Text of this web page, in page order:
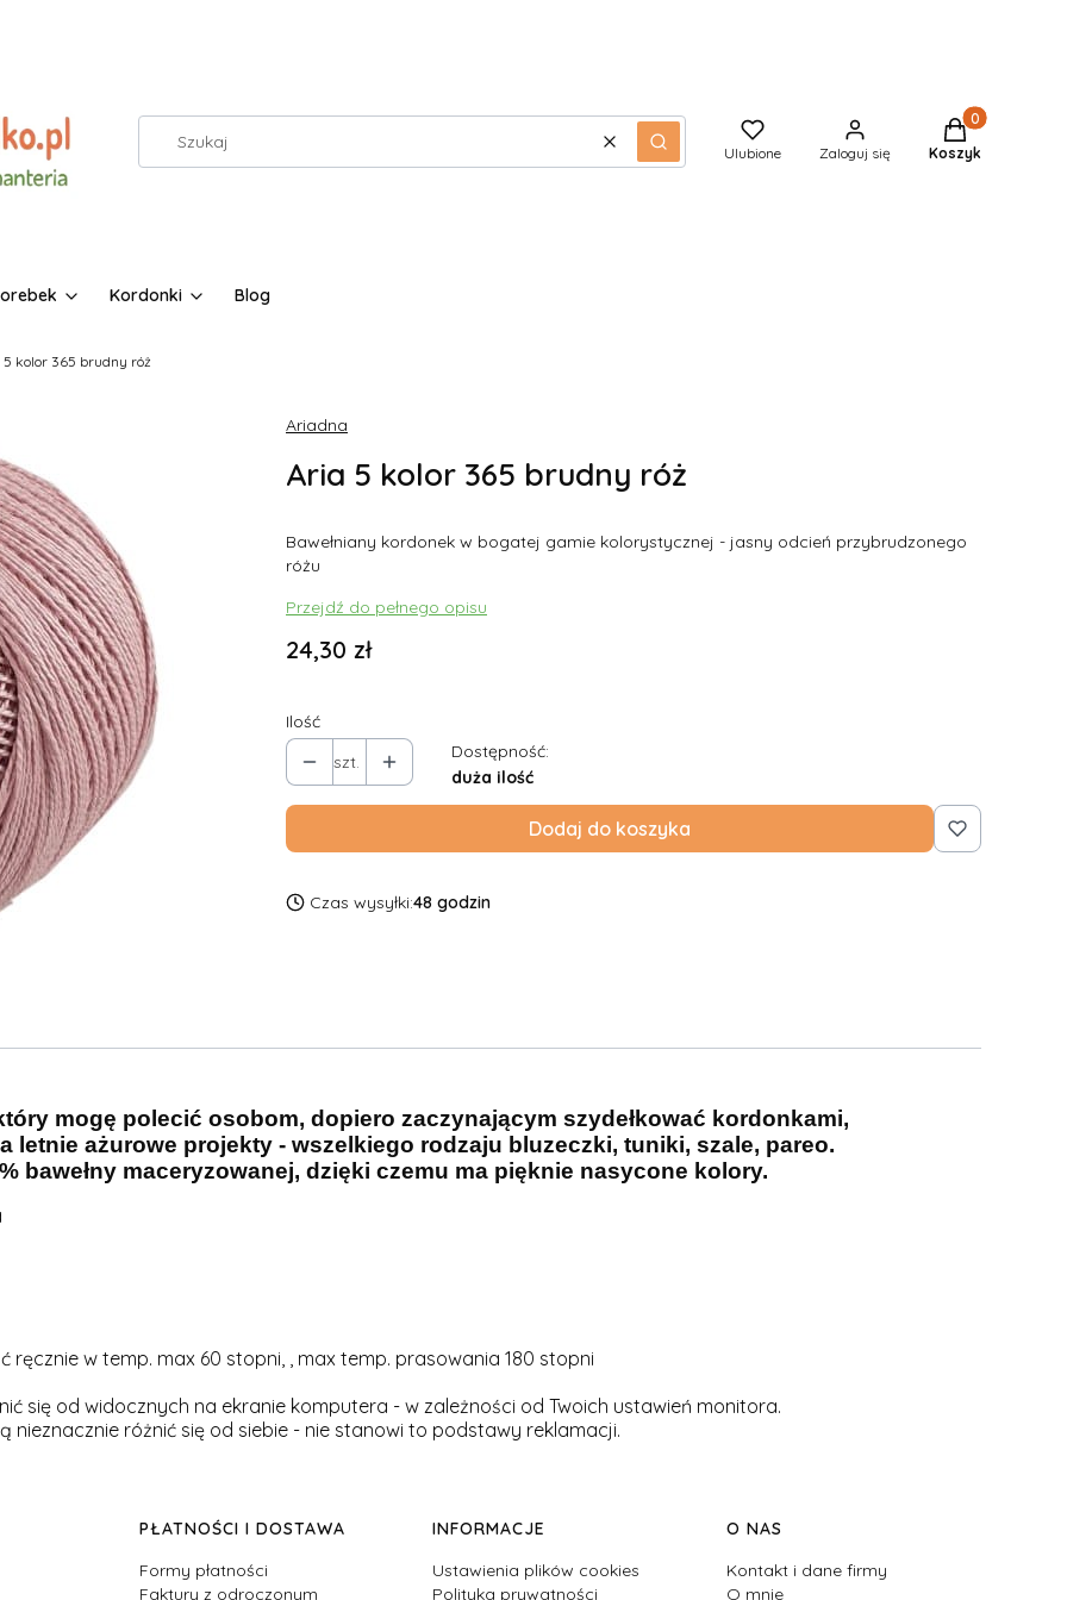
WyczyśćSzukaj Ulubione Zaloguj się
Produkty w
Koszyk
Kordonki Blog
kolor 365 brudny róż
Ariadna
Aria 5 kolor 365 brudny róż
Bawełniany kordonek w bogatej gamie kolorystycznej - jasny odcień przybrudzonego
różu
Przejdź do pełnego opisu
Cena
24,30 zł
Ilość
szt.
Dostępność:
duża ilość
Dodaj do koszyka
Czas wysyłki:48 godzin
mogę polecić osobom, dopiero zaczynającym szydełkować kordonkami,
letnie ażurowe projekty - wszelkiego rodzaju bluzeczki, tuniki, szale, pareo.
bawełny maceryzowanej, dzięki czemu ma pięknie nasycone kolory.
w temp. max 60 stopni, , max temp. prasowania 180 stopni
się od widocznych na ekranie komputera - w zależności od Twoich ustawień monitora.
nieznacznie różnić się od siebie - nie stanowi to podstawy reklamacji.
PŁATNOŚCI I DOSTAWA
Formy płatności
Faktury z odroczonym
INFORMACJE
Ustawienia plików cookies
Polityka prywatności
O NAS
Kontakt i dane firmy
O mnie